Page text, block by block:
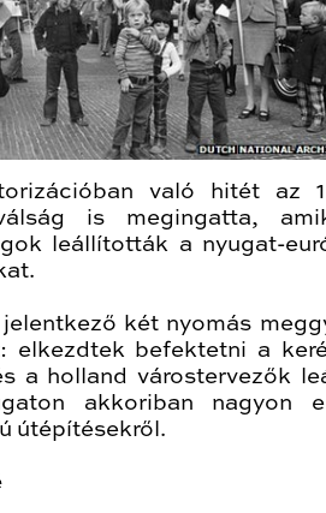
való hitét az
is megingatta,
leállították a nyugat-
két nyomás
elkezdtek befektetni a
a holland várostervezők
akkoriban nagyon
útépítésekről.